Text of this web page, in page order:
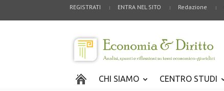
REGISTRATI ENTRA NEL SITO Redazione
CHI SIAMO CENTRO STUDI